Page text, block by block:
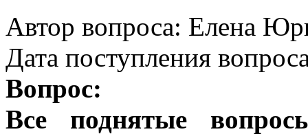
Автор вопроса: Елена
Дата поступления
Вопрос:
Все поднятые